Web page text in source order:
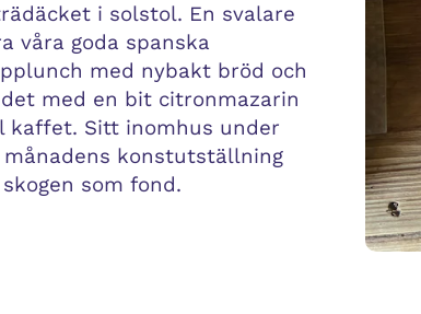
i solstol. En svalare
våra goda spanska
med nybakt bröd och
med en bit citronmazarin
kaffet. Sitt inomhus under
konstutställning
som fond.